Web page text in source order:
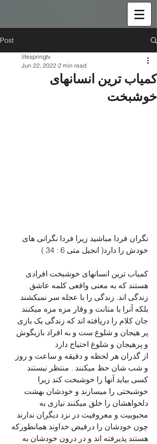
Post
کمیاب ترین انسانهای
خوشبخت
lifespringtv
Jun 22, 2022 2 min read
نگران فردا مباشید زیرا فردا نگرانی های
خودش را دارد( انجیل متی 6 : 34 )
کمیاب ترین انسانهای خوشبخت افرادی
هستند که به معنی واقعی کلمه عاشق
زندگی اند. زندگی را با عجله سر نمیکشند
بلکه آنرا با متانت و وقار مزه مزه میکنند
جان کلام را دریافته اند که زندگی یک بازی
پر هیجان و شلوغ ست و به افراد بازیگوش
و پرهیجان و شلوغ احتیاج دارد
از گذران هر لحظه و دقیقه و ساعت و روز
و شب شان حظ میکنند . منتظر نیستند
کسی بیاید آنها را خوشبخت کند زیرا
خوشبختی را میسازند و خودشان بهشت
دلخواهشان را خلق میکنند نیازی به
محبوبیت و معروفیت در نزد دیگران ندارند
چون خودشان را درفیض خداوند همانطورکه
هستند پذیرفته اند و در درون خودشان به